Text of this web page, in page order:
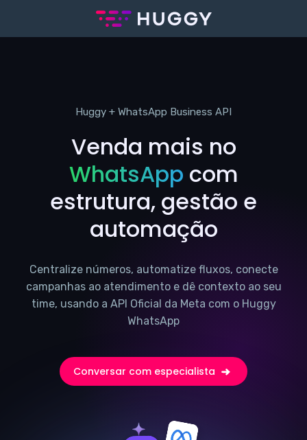
Huggy + WhatsApp Business API
Venda mais no
WhatsApp com
estrutura, gestão e
automação
Centralize números, automatize fluxos, conecte
campanhas ao atendimento e dê contexto ao seu
time, usando a API Oficial da Meta com o Huggy
WhatsApp
Conversar com especialista